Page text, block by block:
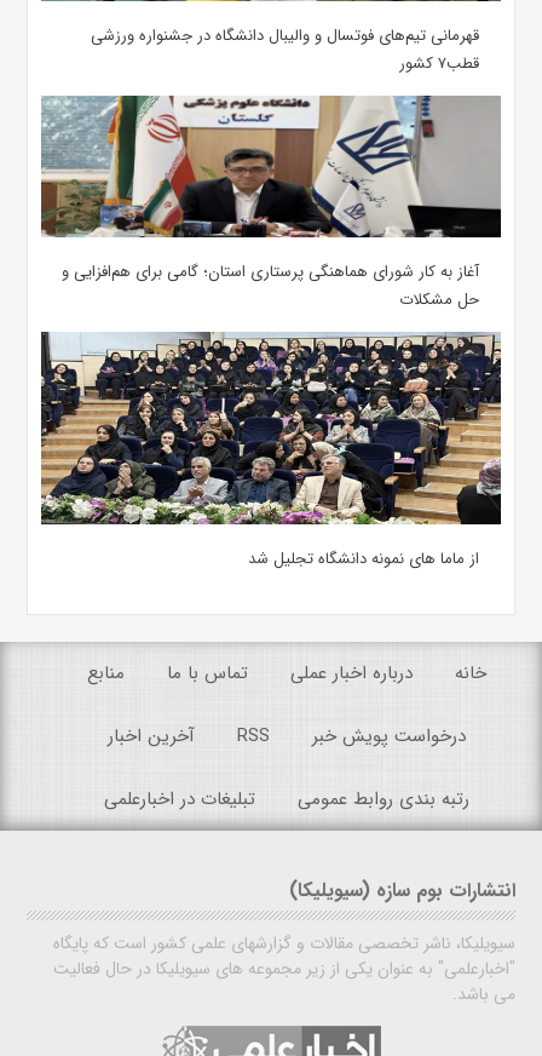
قهرمانی تیم‌های فوتسال و والیبال دانشگاه در جشنواره ورزشی
قطب۷ کشور
آغاز به کار شورای هماهنگی پرستاری استان؛ گامی برای هم‌افزایی و
حل مشکلات
از ماما های نمونه دانشگاه تجلیل شد
خانه درباره اخبار عملی تماس با ما منابع
درخواست پویش خبر RSS آخرین اخبار
رتبه بندی روابط عمومی تبلیغات در اخبارعلمی
انتشارات بوم سازه (سیویلیکا)
سیویلیکا، ناشر تخصصی مقالات و گزارشهای علمی کشور است که پایگاه
"اخبارعلمی" به عنوان یکی از زیر مجموعه های سیویلیکا در حال فعالیت
می باشد.